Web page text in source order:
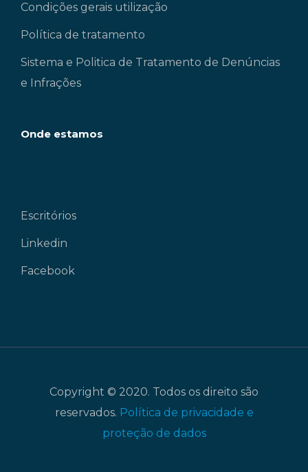
Condições gerais utilização
Política de tratamento
Sistema e Politica de Tratamento de Denúncias
e Infrações
Onde estamos
Escritórios
Linkedin
Facebook
Copyright © 2020. Todos os direito são
reservados. Política de privacidade e
proteção de dados